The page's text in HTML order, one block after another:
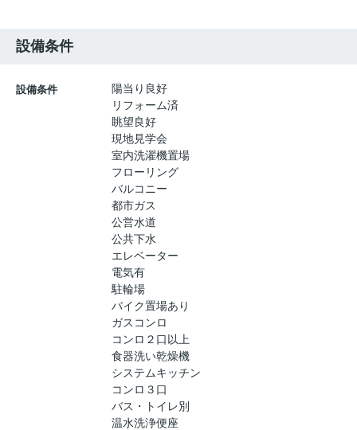
設備条件
設備条件
陽当り良好
リフォーム済
眺望良好
現地見学会
室内洗濯機置場
フローリング
バルコニー
都市ガス
公営水道
公共下水
エレベーター
電気有
駐輪場
バイク置場あり
ガスコンロ
コンロ２口以上
食器洗い乾燥機
システムキッチン
コンロ３口
バス・トイレ別
温水洗浄便座